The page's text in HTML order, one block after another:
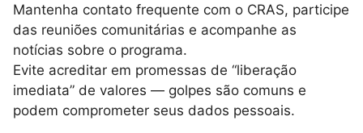
Mantenha contato frequente com o CRAS, participe
das reuniões comunitárias e acompanhe as
notícias sobre o programa.
Evite acreditar em promessas de “liberação
imediata” de valores — golpes são comuns e
podem comprometer seus dados pessoais.